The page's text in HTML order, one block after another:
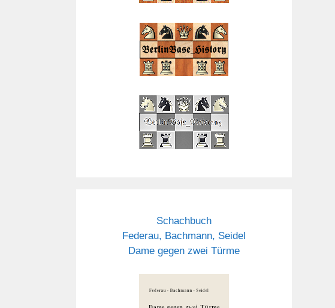
Schachbuch
Federau, Bachmann, Seidel
Dame gegen zwei Türme